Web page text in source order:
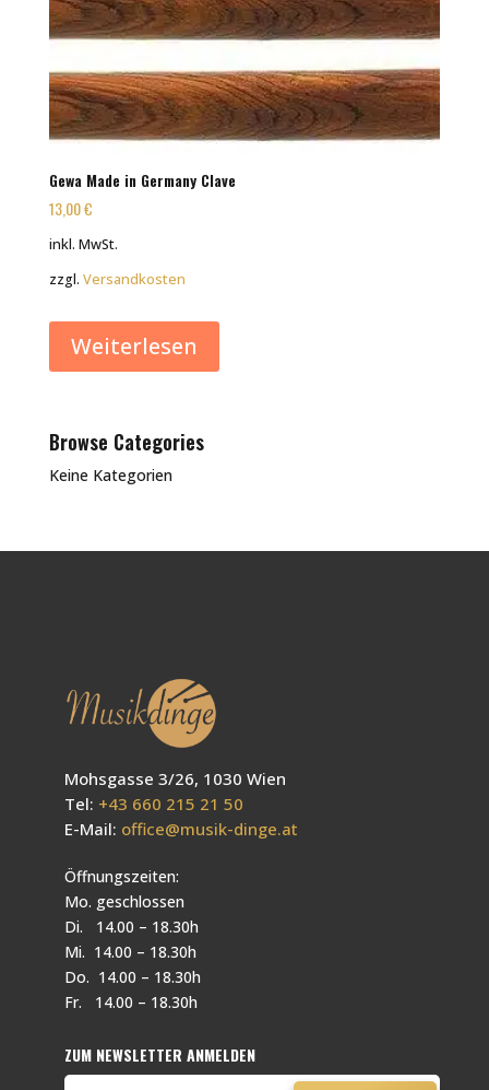
Gewa Made in Germany Clave
13,00€
inkl. MwSt.
zzgl. Versandkosten
Weiterlesen
Browse Categories
Keine Kategorien
Mohsgasse 3/26, 1030 Wien
Tel: +43 660 215 21 50
E-Mail: office@musik-dinge.at
Öffnungszeiten:
Mo. geschlossen
Di. 14.00 – 18.30h
Mi. 14.00 – 18.30h
Do. 14.00 – 18.30h
Fr. 14.00 – 18.30h
ZUM NEWSLETTER ANMELDEN